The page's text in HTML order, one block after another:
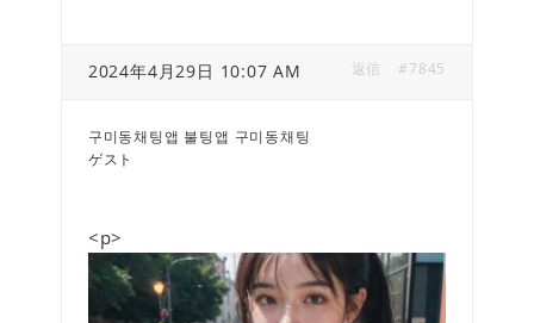
2024年4月29日 10:07 AM #7845
返信
구미동채팅앱 불팅앱 구미동채팅
ゲスト
<p>